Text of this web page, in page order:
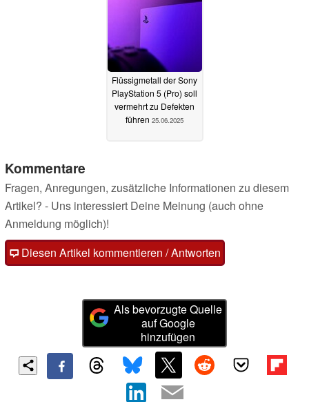
Flüssigmetall der Sony
PlayStation 5 (Pro) soll
vermehrt zu Defekten
führen 25.06.2025
Kommentare
Fragen, Anregungen, zusätzliche Informationen zu diesem
Artikel? - Uns interessiert Deine Meinung (auch ohne
Anmeldung möglich)!
Diesen Artikel kommentieren / Antworten
Als bevorzugte Quelle
auf Google
hinzufügen